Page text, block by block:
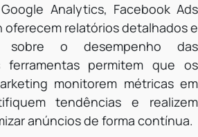
Analytics, Facebook Ads
oferecem relatórios detalhados e
sobre o desempenho das
ferramentas permitem que os
monitorem métricas em
tendências e realizem
anúncios de forma contínua.